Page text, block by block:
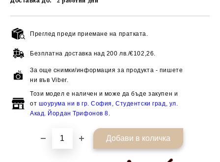
Преглед преди приемане на пратката.
Безплатна доставка над 200 лв./€102,26.
За още снимки/информация за продукта - пишете
ни във Viber.
Този модел е наличен и може да бъде закупен и
от шоурума ни в гр. София, Студентски град, ул.
Акад. Йордан Трифонов 8.